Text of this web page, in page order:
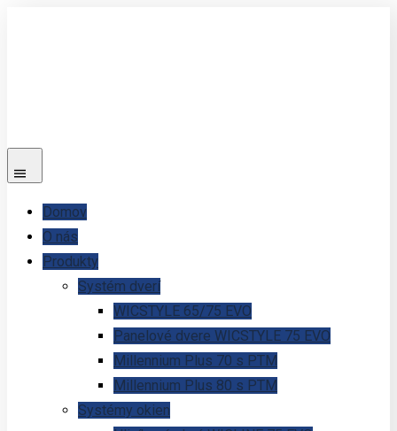
Domov
O nás
Produkty
Systém dverí
WICSTYLE 65/75 EVO
Panelové dvere WICSTYLE 75 EVO
Millennium Plus 70 s PTM
Millennium Plus 80 s PTM
Systémy okien